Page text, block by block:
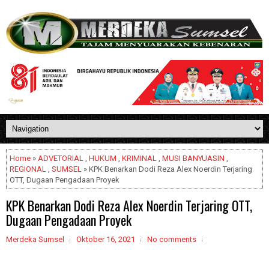
Home » ADVETORIAL , HUKUM , KRIMINAL , MUSI BANYUASIN ,
REGIONAL , SUMSEL » KPK Benarkan Dodi Reza Alex Noerdin Terjaring
OTT, Dugaan Pengadaan Proyek
KPK Benarkan Dodi Reza Alex Noerdin Terjaring OTT,
Dugaan Pengadaan Proyek
Merdeka Sumsel Oktober 16, 2021 No comments